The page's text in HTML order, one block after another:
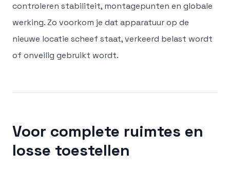
controleren stabiliteit, montagepunten en globale
werking. Zo voorkom je dat apparatuur op de
nieuwe locatie scheef staat, verkeerd belast wordt
of onveilig gebruikt wordt.
Voor complete ruimtes en
losse toestellen